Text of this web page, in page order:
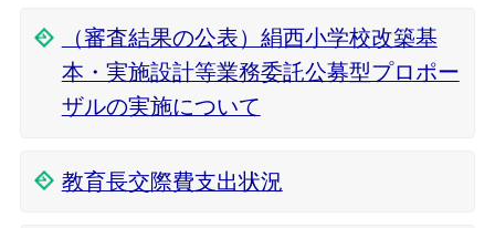
（審査結果の公表）絹西小学校改築基
本・実施設計等業務委託公募型プロポー
ザルの実施について
教育長交際費支出状況